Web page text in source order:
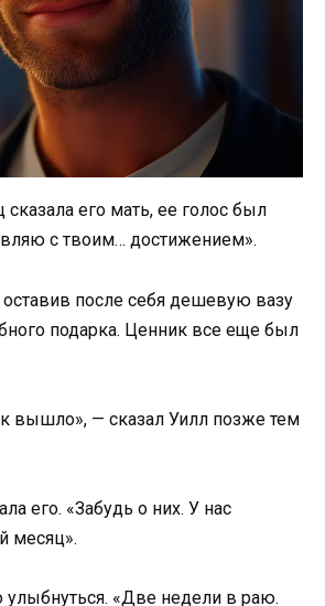
его мать, ее голос был
с твоим… достижением».
после себя дешевую вазу
подарка. Ценник все еще был
вышло», — сказал Уилл позже тем
его. «Забудь о них. У нас
месяц».
улыбнуться. «Две недели в раю.